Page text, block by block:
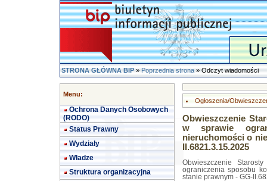
STRONA GŁÓWNA BIP»Poprzednia strona» Odczyt wiadomości
Menu:
Ochrona Danych Osobowych
(RODO)
Status Prawny
Wydziały
Władze
Struktura organizacyjna
Ogłoszenia/
Obwieszczenie
w sprawie
nieruchomości o
II.6821.3.15.2025
Obwieszczenie
ograniczenia sposobu
stanie prawnym - GG-